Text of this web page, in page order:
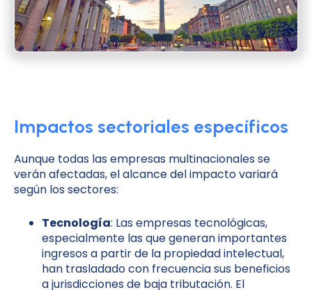
Impactos sectoriales específicos
Aunque todas las empresas multinacionales se
verán afectadas, el alcance del impacto variará
según los sectores:
Tecnología: Las empresas tecnológicas,
especialmente las que generan importantes
ingresos a partir de la propiedad intelectual,
han trasladado con frecuencia sus beneficios
a jurisdicciones de baja tributación. El